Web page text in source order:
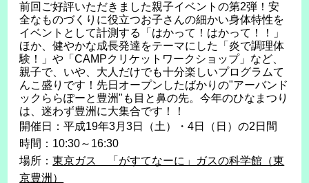
前回ご好評いただきました親子イベントの第2弾！安
全なものづくりに役立つお子さんの細かい身体特性を
イベントとして計測する「はかって！はかって！！」
ほか、健やかな成長発達をテーマにした「炎で調理体
験！」や「CAMPクリケットワークショップ」など、
親子で、いや、大人だけでも十分楽しいプログラムて
んこ盛りです！先日オープンしたばかりの"アーバンド
ックららぽーと豊洲"も目と鼻の先。今年のひなまつり
は、迷わず豊洲に大集合です！！
開催日：平成19年3月3日（土）・4日（日）の2日間
時間：10:30～16:30
場所：東京ガス 「がすてなーに」ガスの科学館（東
京豊洲）